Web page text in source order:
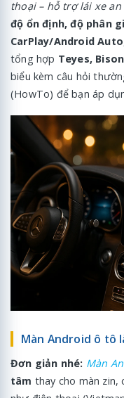
thoại – hỗ trợ lái xe an
độ ổn định, độ phân
CarPlay/Android Auto
tổng hợp Teyes,
biểu kèm câu hỏi
(HowTo) để bạn áp
Màn Android ô tô
Đơn giản nhé: Màn
tâm thay cho màn zin,